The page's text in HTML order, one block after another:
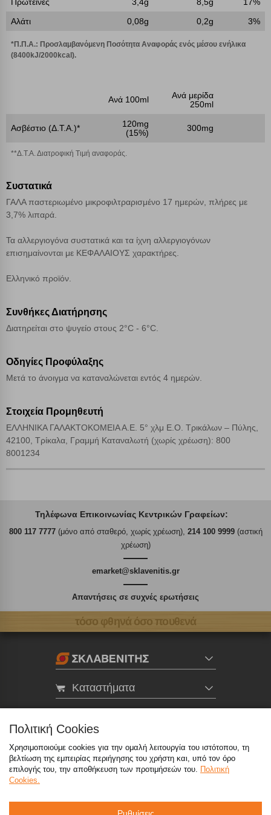
Αλάτι
0,08g 0,2g 3%
*Π.Π.Α.: Προσλαμβανόμενη Ποσότητα Αναφοράς ενός μέσου ενήλικα
(8400kJ/2000kcal).
Ανά 100ml
Ανά μερίδα
250ml
Ασβέστιο (Δ.Τ.Α.)*
120mg
(15%)
300mg
**Δ.Τ.Α. Διατροφική Τιμή αναφοράς.
Συστατικά
ΓΑΛΑ παστεριωμένο μικροφιλτραρισμένο 17 ημερών, πλήρες με
3,7% λιπαρά.
Τα αλλεργιογόνα συστατικά και τα ίχνη αλλεργιογόνων
επισημαίνονται με ΚΕΦΑΛΑΙΟΥΣ χαρακτήρες.
Ελληνικό προϊόν.
Συνθήκες Διατήρησης
Διατηρείται στο ψυγείο στους 2°C - 6°C.
Οδηγίες Προφύλαξης
Μετά το άνοιγμα να καταναλώνεται εντός 4 ημερών.
Στοιχεία Προμηθευτή
ΕΛΛΗΝΙΚΑ ΓΑΛΑΚΤΟΚΟΜΕΙΑ Α.Ε. 5° χλμ Ε.Ο. Τρικάλων – Πύλης,
42100, Τρίκαλα, Γραμμή Καταναλωτή (χωρίς χρέωση): 800
8001234
Τηλέφωνα Επικοινωνίας Κεντρικών Γραφείων:
800 117 7777(μόνο από σταθερό, χωρίς χρέωση), 214 100 9999(αστική
χρέωση)
emarket@sklavenitis.gr
Απαντήσεις σε συχνές ερωτήσεις
τόσο φθηνά όσο πουθενά
Καταστήματα
800 117 7777 (μόνο από σταθερό, χωρίς χρέωση),
214 100 9999 (αστική χρέωση)
Πολιτική Cookies
Χρησιμοποιούμε cookies για την ομαλή λειτουργία του ιστότοπου, τη
βελτίωση της εμπειρίας περιήγησης του χρήστη και, υπό τον όρο
επιλογής του, την αποθήκευση των προτιμήσεών του. Πολιτική
Cookies.
Απολύτως απαραίτητα cookies Πάντα Ενεργό